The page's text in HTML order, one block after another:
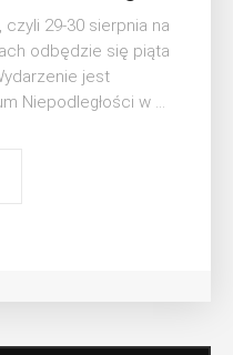
godz. 17 w Miejskiej
w Myślenicach odbędzie się
przewodnika i prezesa